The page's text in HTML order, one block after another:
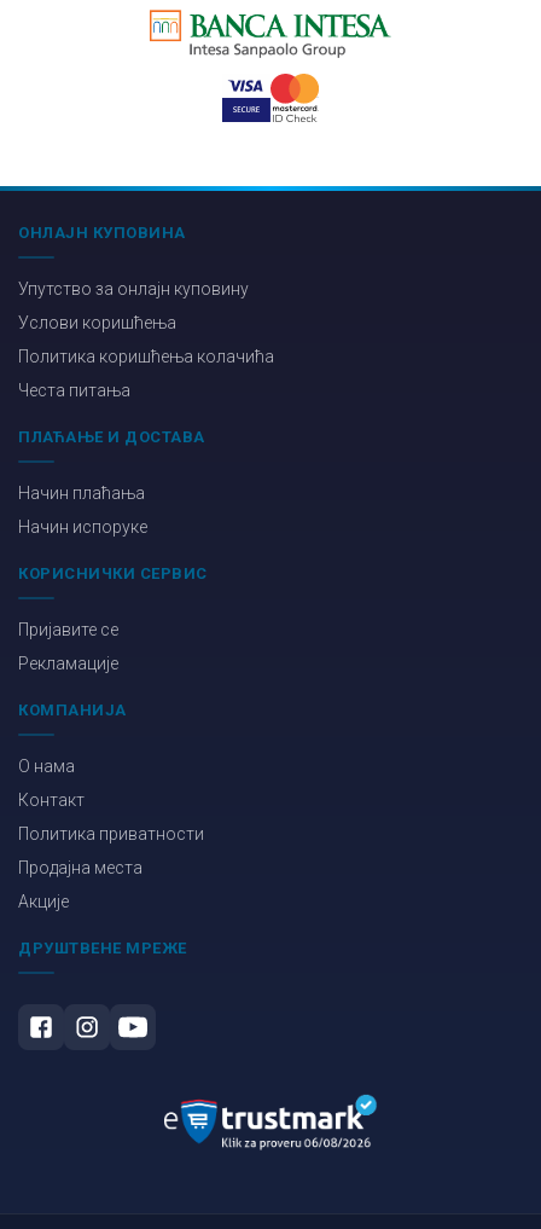
ОНЛАЈН КУПОВИНА
Упутство за онлајн куповину
Услови коришћења
Политика коришћења колачића
Честа питања
ПЛАЋАЊЕ И ДОСТАВА
Начин плаћања
Начин испоруке
КОРИСНИЧКИ СЕРВИС
Пријавите се
Рекламације
КОМПАНИЈА
О нама
Контакт
Политика приватности
Продајна места
Акције
ДРУШТВЕНЕ МРЕЖЕ